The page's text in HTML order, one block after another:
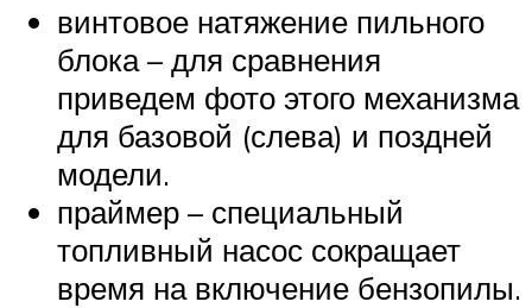
винтовое натяжение пильного
блока – для сравнения
приведем фото этого механизма
для базовой (слева) и поздней
модели.
праймер – специальный
топливный насос сокращает
время на включение бензопилы.